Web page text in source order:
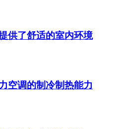
供了舒适的室内环境
空调的制冷制热能力